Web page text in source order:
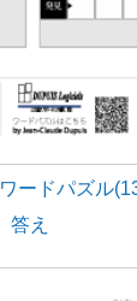
ードパズル
答え